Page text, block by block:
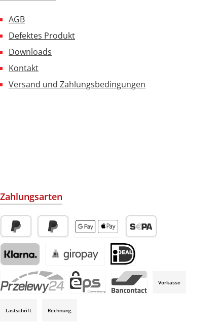
AGB
Defektes Produkt
Downloads
Kontakt
Versand und Zahlungsbedingungen
Zahlungsarten
PayPal Später BezahlenApple Pay / Google Pay (via Stripe)
SEPA-Lastschrift (via
Klarna (via Stripe)Giropay (via Stripe) iDeal (via Stripe)
Vorkasse
Lastschrift Rechnung